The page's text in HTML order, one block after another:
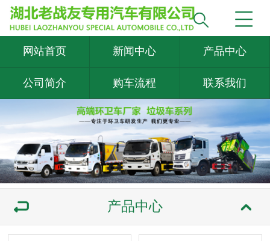
网站首页 新闻中心 产品中心
公司简介 购车流程 联系我们
产品中心